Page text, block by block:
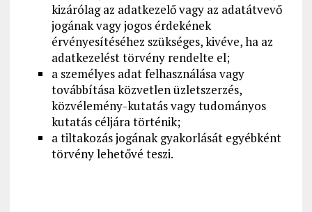
kizárólag az adatkezelő vagy az adatátvevő
jogának vagy jogos érdekének
érvényesítéséhez szükséges, kivéve, ha az
adatkezelést törvény rendelte el;
a személyes adat felhasználása vagy
továbbítása közvetlen üzletszerzés,
közvélemény-kutatás vagy tudományos
kutatás céljára történik;
a tiltakozás jogának gyakorlását egyébként
törvény lehetővé teszi.